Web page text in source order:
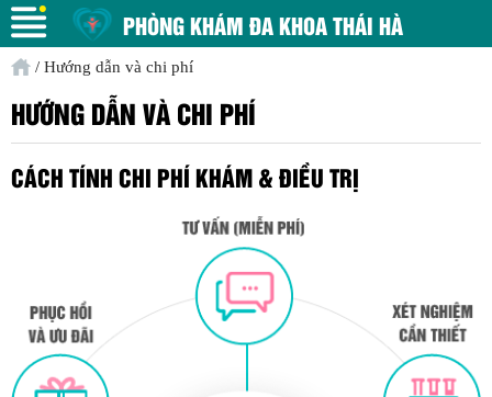
PHÒNG KHÁM ĐA KHOA THÁI HÀ
/ Hướng dẫn và chi phí
HƯỚNG DẪN VÀ CHI PHÍ
CÁCH TÍNH CHI PHÍ KHÁM & ĐIỀU TRỊ